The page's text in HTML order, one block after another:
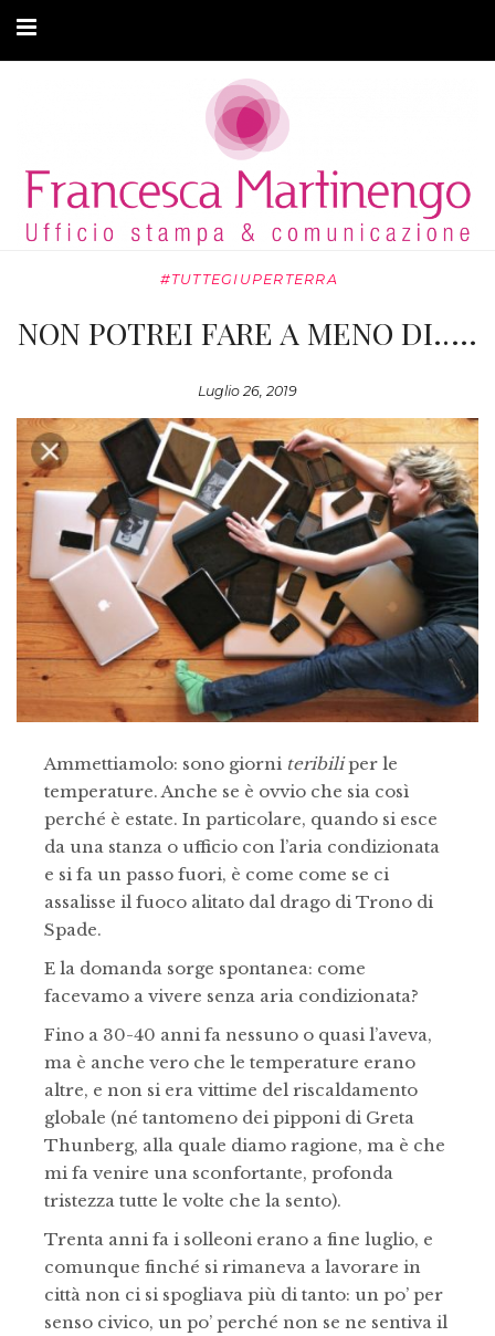
ARTICOLI
MODA ADATTIVA
PRIVACY
#TUTTEGIUPERTERRA
NON POTREI FARE A MENO DI…..
Luglio 26, 2019
Ammettiamolo: sono giorni teribiliper le
temperature. Anche se è ovvio che sia così
perché è estate. In particolare, quando si esce
da una stanza o ufficio con l’aria condizionata
e si fa un passo fuori, è come come se ci
assalisse il fuoco alitato dal drago di Trono di
Spade.
E la domanda sorge spontanea: come
facevamo a vivere senza aria condizionata?
Fino a 30-40 anni fa nessuno o quasi l’aveva,
ma è anche vero che le temperature erano
altre, e non si era vittime del riscaldamento
globale (né tantomeno dei pipponi di Greta
Thunberg, alla quale diamo ragione, ma è che
mi fa venire una sconfortante, profonda
tristezza tutte le volte che la sento).
Trenta anni fa i solleoni erano a fine luglio, e
comunque finché si rimaneva a lavorare in
città non ci si spogliava più di tanto: un po’ per
senso civico, un po’ perché non se ne sentiva il